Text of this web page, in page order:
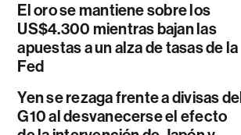
El oro se mantiene sobre los
US$4.300 mientras bajan las
apuestas a un alza de tasas de la
Fed
Yen se rezaga frente a divisas
G10 al desvanecerse el efecto